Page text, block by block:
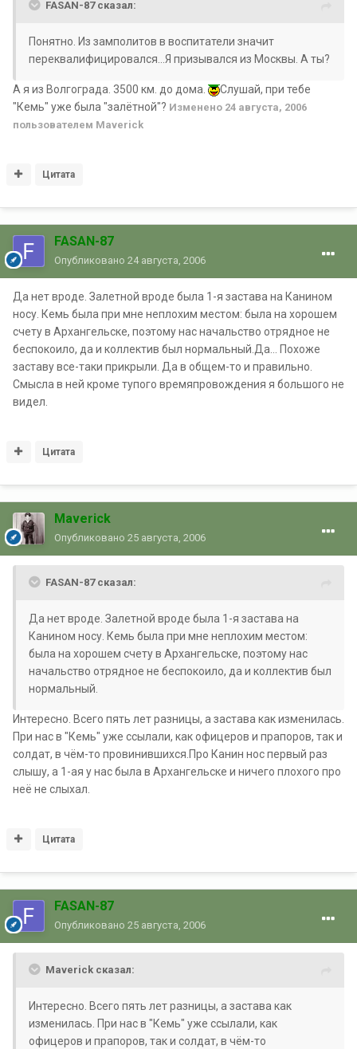
FASAN-87 сказал:
Понятно. Из замполитов в воспитатели значит
переквалифицировался...Я призывался из Москвы. А ты?
А я из Волгограда. 3500 км. до дома.
Слушай, при тебе
"Кемь" уже была "залётной"? Изменено 24 августа, 2006
пользователем Maverick
Цитата
FASAN-87
Опубликовано 24 августа, 2006
Да нет вроде. Залетной вроде была 1-я застава на Канином
носу. Кемь была при мне неплохим местом: была на хорошем
счету в Архангельске, поэтому нас начальство отрядное не
беспокоило, да и коллектив был нормальный.Да... Похоже
заставу все-таки прикрыли. Да в общем-то и правильно.
Смысла в ней кроме тупого времяпровождения я большого не
видел.
Цитата
Maverick
Опубликовано 25 августа, 2006
FASAN-87 сказал:
Да нет вроде. Залетной вроде была 1-я застава на
Канином носу. Кемь была при мне неплохим местом:
была на хорошем счету в Архангельске, поэтому нас
начальство отрядное не беспокоило, да и коллектив был
нормальный.
Интересно. Всего пять лет разницы, а застава как изменилась.
При нас в "Кемь" уже ссылали, как офицеров и прапоров, так и
солдат, в чём-то провинившихся.Про Канин нос первый раз
слышу, а 1-ая у нас была в Архангельске и ничего плохого про
неё не слыхал.
Цитата
FASAN-87
Опубликовано 25 августа, 2006
Maverick сказал:
Интересно. Всего пять лет разницы, а застава как
изменилась. При нас в "Кемь" уже ссылали, как
офицеров и прапоров, так и солдат, в чём-то